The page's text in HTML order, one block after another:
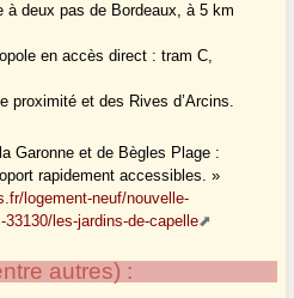
à deux pas de Bordeaux, à 5 km
en accès direct : tram C,
proximité et des Rives d’Arcins.
Garonne et de Bègles Plage :
rapidement accessibles. »
logement-neuf/nouvelle-
les-jardins-de-capelle
autres) :